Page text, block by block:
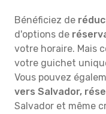
Bénéficiez de
d'options de
votre horaire. Mais
votre guichet
Vous pouvez
vers Salvador,
Salvador et même